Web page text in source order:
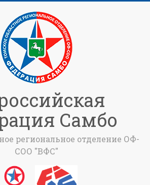
Самбо
региональное отделение ОФ-
СОО "ВФС"